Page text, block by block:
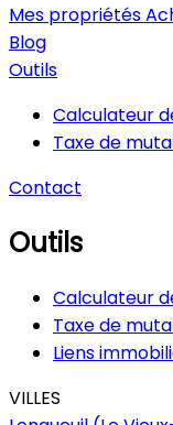
Mes propriétés
Blog
Outils
Calculateur
Taxe de
Contact
Outils
Calculateur
Taxe de
Liens
VILLES